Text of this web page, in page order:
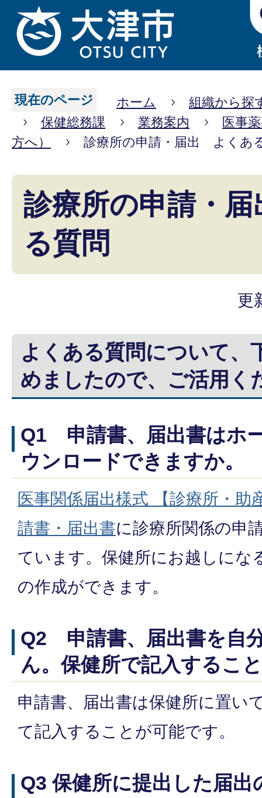
現在のページ ホーム
組織から探
保健総務課
業務案内
医事
方へ）
診療所の申請・届出 よくあ
診療所の申請・
る質問
更
よくある質問について、
めましたので、ご活用く
Q1 申請書、届出書はホ
ウンロードできますか。
医事関係届出様式 【診療所・助
請書・届出書に診療所関係の申
ています。保健所にお越しにな
の作成ができます。
Q2 申請書、届出書を自
ん。保健所で記入するこ
申請書、届出書は保健所に置い
て記入することが可能です。
Q3 保健所に提出した届出